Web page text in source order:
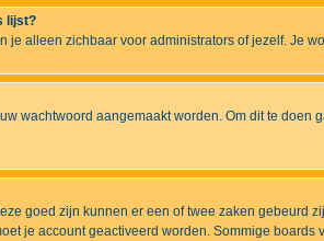
lijst?
je alleen zichbaar voor administrators of jezelf. Je
wachtwoord aangemaakt worden. Om dit te doen
goed zijn kunnen er een of twee zaken gebeurd
je account geactiveerd worden. Sommige